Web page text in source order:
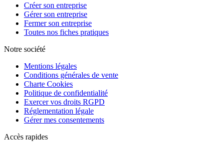
Créer son entreprise
Gérer son entreprise
Fermer son entreprise
Toutes nos fiches pratiques
Notre société
Mentions légales
Conditions générales de vente
Charte Cookies
Politique de confidentialité
Exercer vos droits RGPD
Réglementation légale
Gérer mes consentements
Accès rapides